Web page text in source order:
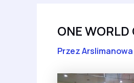
ONE
PrzezArslimanowa